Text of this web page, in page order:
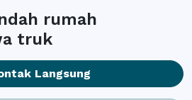
rumah
truk
Langsung